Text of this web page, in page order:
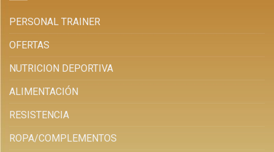
PERSONAL TRAINER
OFERTAS
NUTRICION DEPORTIVA
ALIMENTACIÓN
RESISTENCIA
ROPA/COMPLEMENTOS